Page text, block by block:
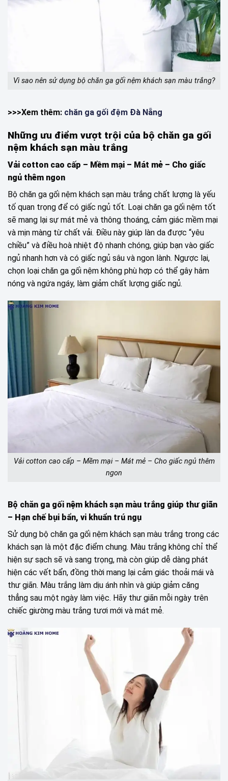
Vì sao nên sử dụng bộ chăn ga gối nệm khách sạn màu trắng?
>>>Xem thêm: chăn ga gối đệm Đà Nẵng
Những ưu điểm vượt trội của bộ chăn ga gối
nệm khách sạn màu trắng
Vải cotton cao cấp – Mềm mại – Mát mẻ – Cho giấc
ngủ thêm ngon
Bộ chăn ga gối nệm khách sạn màu trắng chất lượng là yếu
tố quan trọng để có giấc ngủ tốt. Loại chăn ga gối nệm tốt
sẽ mang lại sự mát mẻ và thông thoáng, cảm giác mềm mại
và mịn màng từ chất vải. Điều này giúp làn da được “yêu
chiều” và điều hoà nhiệt độ nhanh chóng, giúp bạn vào giấc
ngủ nhanh hơn và có giấc ngủ sâu và ngon lành. Ngược lại,
chọn loại chăn ga gối nệm không phù hợp có thể gây hâm
nóng và ngứa ngáy, làm giảm chất lượng giấc ngủ.
Vải cotton cao cấp – Mềm mại – Mát mẻ – Cho giấc ngủ thêm
ngon
Bộ chăn ga gối nệm khách sạn màu trắng giúp thư giãn
– Hạn chế bụi bẩn, vi khuẩn trú ngụ
Sử dụng bộ chăn ga gối nệm khách sạn màu trắng trong các
khách sạn là một đặc điểm chung. Màu trắng không chỉ thể
hiện sự sạch sẽ và sang trọng, mà còn giúp dễ dàng phát
hiện các vết bẩn, đồng thời mang lại cảm giác thoải mái và
thư giãn. Màu trắng làm dịu ánh nhìn và giúp giảm căng
thẳng sau một ngày làm việc. Hãy thư giãn mỗi ngày trên
chiếc giường màu trắng tươi mới và mát mẻ.